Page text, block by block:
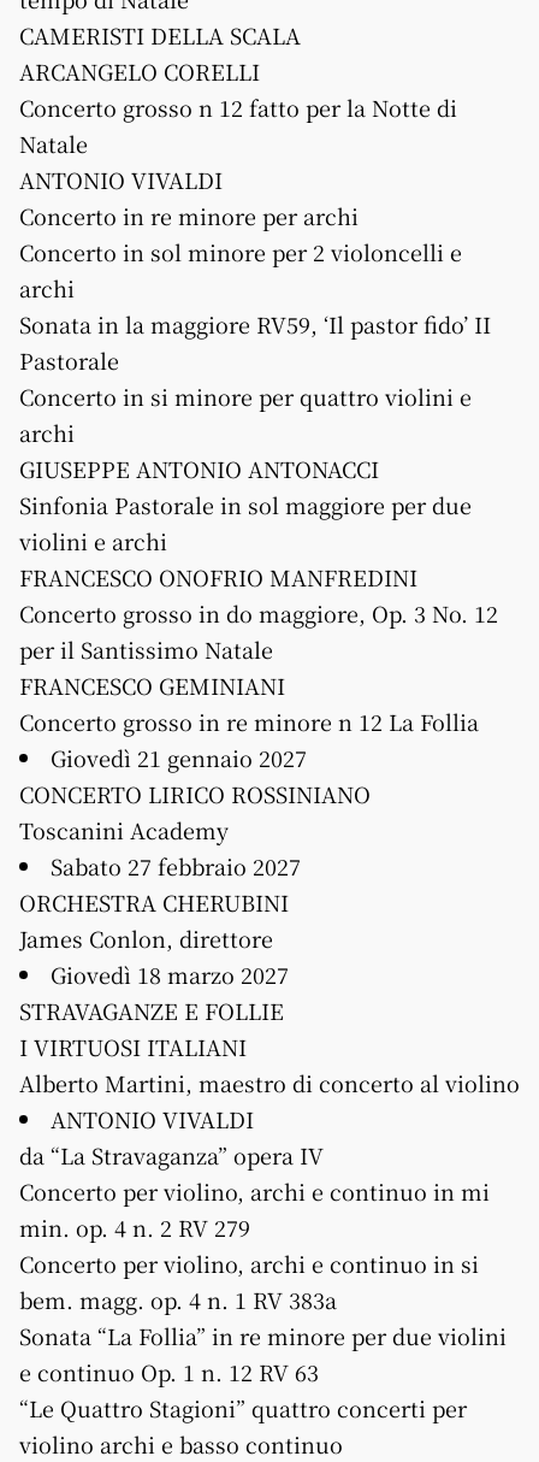
CAMERISTI DELLA SCALA
ARCANGELO CORELLI
Concerto grosso n 12 fatto per la Notte di
Natale
ANTONIO VIVALDI
Concerto in re minore per archi
Concerto in sol minore per 2 violoncelli e
archi
Sonata in la maggiore RV59, ‘Il pastor fido’ II
Pastorale
Concerto in si minore per quattro violini e
archi
GIUSEPPE ANTONIO ANTONACCI
Sinfonia Pastorale in sol maggiore per due
violini e archi
FRANCESCO ONOFRIO MANFREDINI
Concerto grosso in do maggiore, Op. 3 No. 12
per il Santissimo Natale
FRANCESCO GEMINIANI
Concerto grosso in re minore n 12 La Follia
Giovedì 21 gennaio 2027
CONCERTO LIRICO ROSSINIANO
Toscanini Academy
Sabato 27 febbraio 2027
ORCHESTRA CHERUBINI
James Conlon, direttore
Giovedì 18 marzo 2027
STRAVAGANZE E FOLLIE
I VIRTUOSI ITALIANI
Alberto Martini, maestro di concerto al violino
ANTONIO VIVALDI
da “La Stravaganza” opera IV
Concerto per violino, archi e continuo in mi
min. op. 4 n. 2 RV 279
Concerto per violino, archi e continuo in si
bem. magg. op. 4 n. 1 RV 383a
Sonata “La Follia” in re minore per due violini
e continuo Op. 1 n. 12 RV 63
“Le Quattro Stagioni” quattro concerti per
violino archi e basso continuo